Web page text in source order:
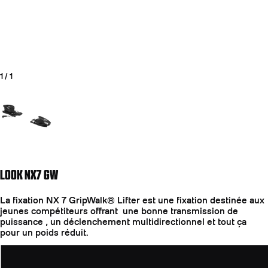
1 / 1
LOOK NX7 GW
La fixation NX 7 GripWalk® Lifter est une fixation destinée aux
jeunes compétiteurs offrant une bonne transmission de
puissance , un déclenchement multidirectionnel et tout ça
pour un poids réduit.